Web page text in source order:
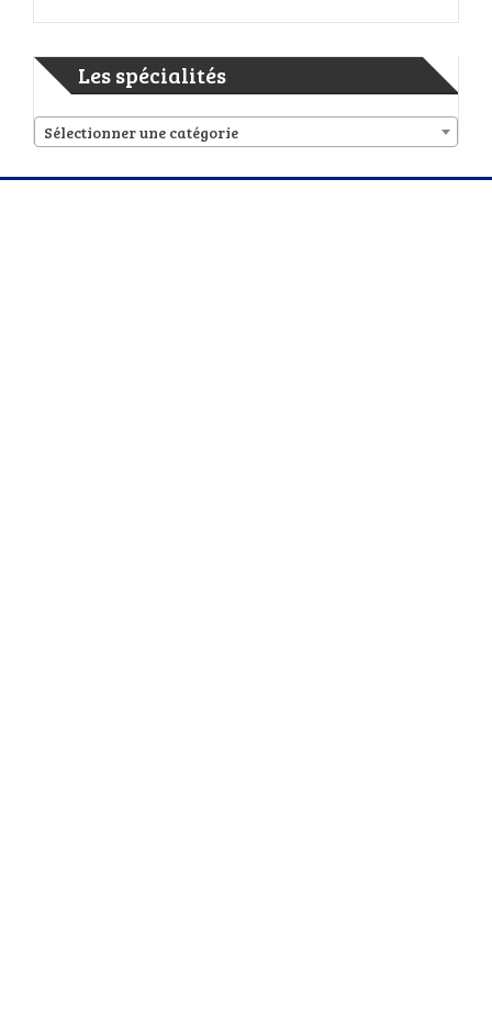
Les spécialités
Sélectionner une catégorie